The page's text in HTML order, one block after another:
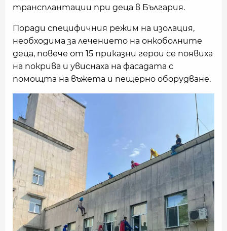
трансплантации при деца в България.
Поради специфичния режим на изолация,
необходима за лечението на онкоболните
деца, повече от 15 приказни герои се появиха
на покрива и увиснаха на фасадата с
помощта на въжета и пещерно оборудване.